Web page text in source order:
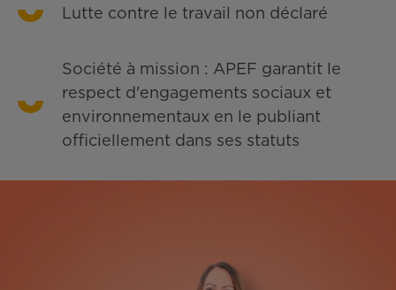
Lutte contre le travail non déclaré
Société à mission : APEF garantit le
respect d'engagements sociaux et
environnementaux en le publiant
officiellement dans ses statuts